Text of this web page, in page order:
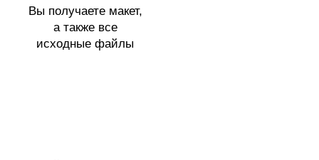
Вы получаете макет,
а также все
исходные файлы